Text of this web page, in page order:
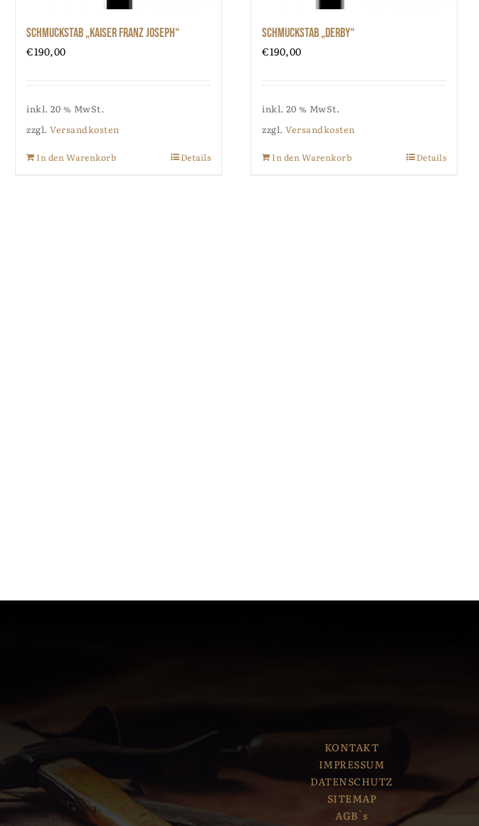
Schmuckstab „Kaiser Franz Joseph“
€190,00
inkl. 20 % MwSt.
zzgl. Versandkosten
In den Warenkorb Details
Schmuckstab „Derby“
€190,00
inkl. 20 % MwSt.
zzgl. Versandkosten
In den Warenkorb Details
KONTAKT
IMPRESSUM
DATENSCHUTZ
SITEMAP
AGB`s